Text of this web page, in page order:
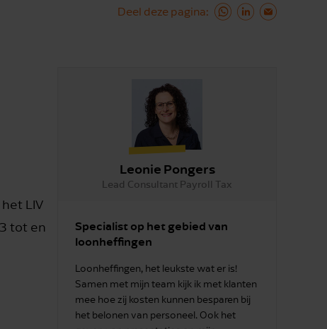
Deel deze pagina
LIV
tot en
Leonie Pongers
Lead Consultant Payroll Tax
Specialist op het gebied van
loonheffingen
Loonheffingen, het leukste wat er is!
Samen met mijn team kijk ik met klanten
mee hoe zij kosten kunnen besparen bij
het belonen van personeel. Ook het